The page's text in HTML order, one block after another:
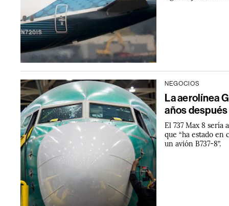
NEGOCIOS
La aerolínea
años
El 737 Max 8 sería
que “ha estado en
un avión B737-8”.